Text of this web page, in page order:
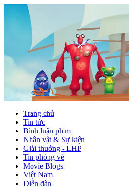
Trang chủ
Tin tức
Bình luận phim
Nhân vật & Sự kiện
Giải thưởng - LHP
Tin phòng vé
Movie Blogs
Việt Nam
Diễn đàn